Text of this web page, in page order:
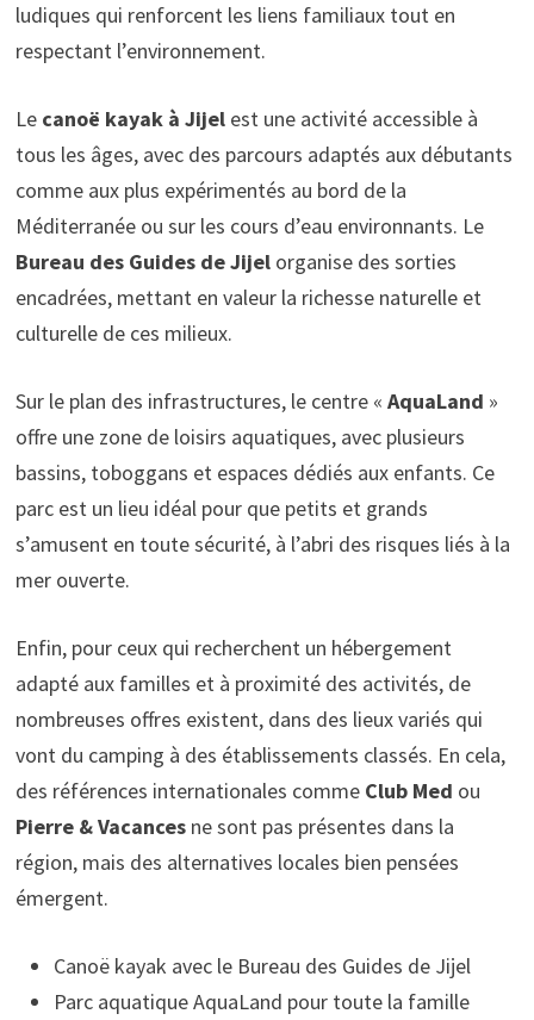
ludiques qui renforcent les liens familiaux tout en
respectant l’environnement.
Le canoë kayak à Jijelest une activité accessible à
tous les âges, avec des parcours adaptés aux débutants
comme aux plus expérimentés au bord de la
Méditerranée ou sur les cours d’eau environnants. Le
Bureau des Guides de Jijelorganise des sorties
encadrées, mettant en valeur la richesse naturelle et
culturelle de ces milieux.
Sur le plan des infrastructures, le centre « AquaLand »
offre une zone de loisirs aquatiques, avec plusieurs
bassins, toboggans et espaces dédiés aux enfants. Ce
parc est un lieu idéal pour que petits et grands
s’amusent en toute sécurité, à l’abri des risques liés à la
mer ouverte.
Enfin, pour ceux qui recherchent un hébergement
adapté aux familles et à proximité des activités, de
nombreuses offres existent, dans des lieux variés qui
vont du camping à des établissements classés. En cela,
des références internationales comme Club Med ou
Pierre & Vacancesne sont pas présentes dans la
région, mais des alternatives locales bien pensées
émergent.
Canoë kayak avec le Bureau des Guides de Jijel
Parc aquatique AquaLand pour toute la famille